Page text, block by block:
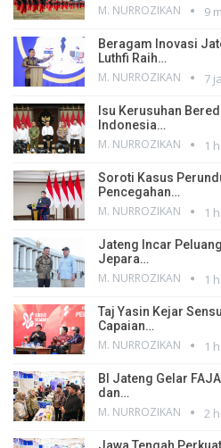
M. NURROZIKAN 9
Beragam Inovasi
Luthfi Raih…
M. NURROZIKAN 7
Isu Kerusuhan
Indonesia…
M. NURROZIKAN 1
Soroti Kasus
Pencegahan…
M. NURROZIKAN 1
Jateng Incar
Jepara…
M. NURROZIKAN 1
Taj Yasin Kejar
Capaian…
M. NURROZIKAN 1
BI Jateng Gelar
dan…
M. NURROZIKAN 2